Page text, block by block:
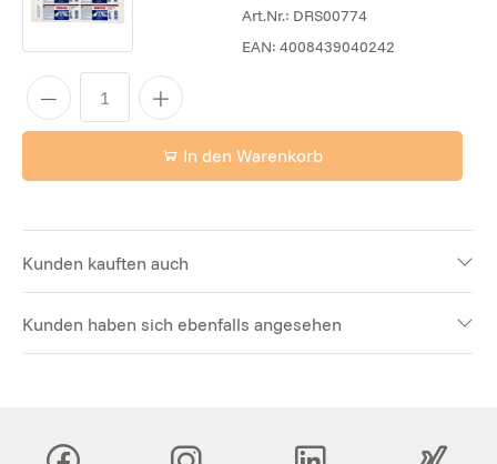
Art.Nr.: DRS00774
EAN:4008439040242
In den Warenkorb
Kunden kauften auch
Kunden haben sich ebenfalls angesehen